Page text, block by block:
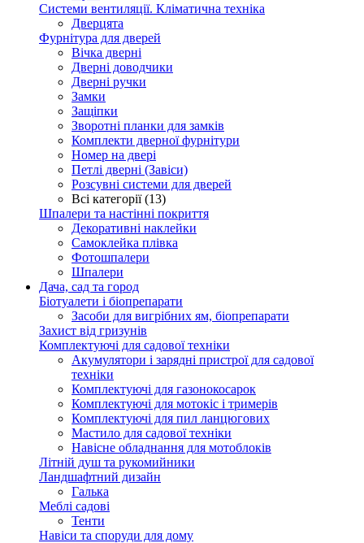
Системи вентиляції. Кліматична техніка
Дверцята
Фурнітура для дверей
Вічка дверні
Дверні доводчики
Дверні ручки
Замки
Защіпки
Зворотні планки для замків
Комплекти дверної фурнітури
Номер на двері
Петлі дверні (Завіси)
Розсувні системи для дверей
Всі категорії (13)
Шпалери та настінні покриття
Декоративні наклейки
Самоклейка плівка
Фотошпалери
Шпалери
Дача, сад та город
Біотуалети і біопрепарати
Засоби для вигрібних ям, біопрепарати
Захист від гризунів
Комплектуючі для садової техніки
Акумулятори і зарядні пристрої для садової
техніки
Комплектуючі для газонокосарок
Комплектуючі для мотокіс і тримерів
Комплектуючі для пил ланцюгових
Мастило для садової техніки
Навісне обладнання для мотоблоків
Літній душ та рукомийники
Ландшафтний дизайн
Галька
Меблі садові
Тенти
Навіси та споруди для дому